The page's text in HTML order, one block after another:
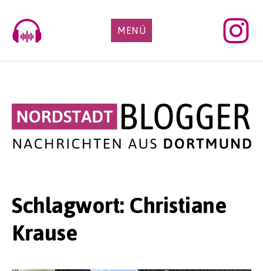
content
MENÜ
Schlagwort: Christiane
Krause